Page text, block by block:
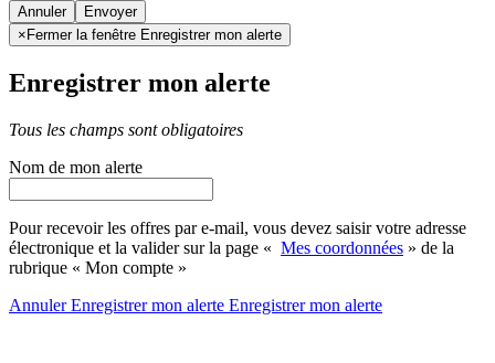
Annuler
× Fermer la fenêtre Enregistrer mon alerte
Enregistrer mon alerte
Tous les champs sont obligatoires
Nom de mon alerte
Pour recevoir les offres par e-mail, vous devez saisir votre adresse
électronique et la valider sur la page « Mes coordonnées » de la
rubrique « Mon compte »
AnnulerEnregistrer mon alerte Enregistrermon alerte